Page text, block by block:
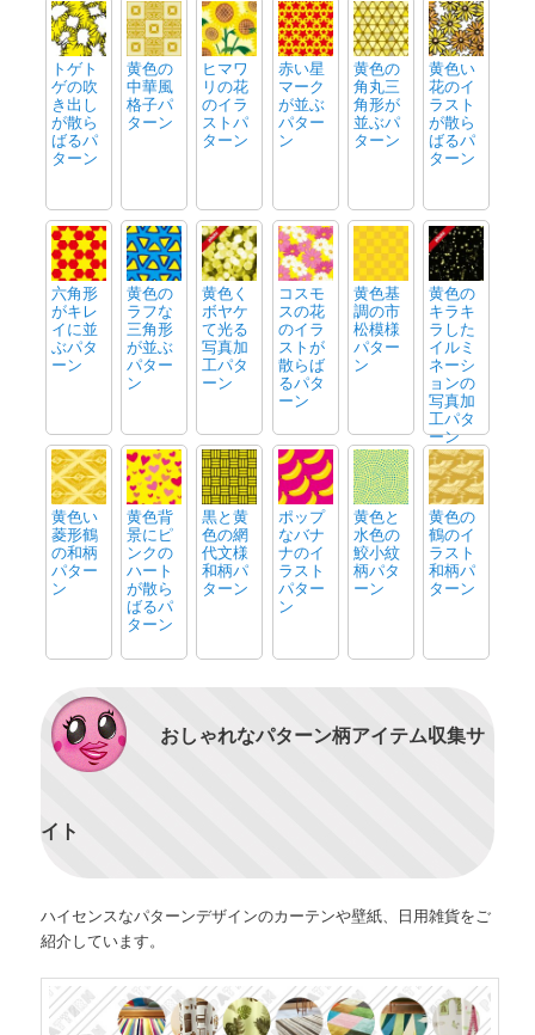
トゲト
ゲの吹
き出し
が散ら
ばるパ
ターン
黄色の
中華風
格子パ
ターン
ヒマワ
リの花
のイラ
ストパ
ターン
赤い星
マーク
が並ぶ
パター
ン
黄色の
角丸三
角形が
並ぶパ
ターン
黄色い
花のイ
ラスト
が散ら
ばるパ
ターン
六角形
がキレ
イに並
ぶパタ
ーン
黄色の
ラフな
三角形
が並ぶ
パター
ン
黄色く
ボヤケ
て光る
写真加
工パタ
ーン
コスモ
スの花
のイラ
ストが
散らば
るパタ
ーン
黄色基
調の市
松模様
パター
ン
黄色の
キラキ
ラした
イルミ
ネーシ
ョンの
写真加
工パタ
ーン
黄色い
菱形鶴
の和柄
パター
ン
黄色背
景にピ
ンクの
ハート
が散ら
ばるパ
ターン
黒と黄
色の網
代文様
和柄パ
ターン
ポップ
なバナ
ナのイ
ラスト
パター
ン
黄色と
水色の
鮫小紋
柄パタ
ーン
黄色の
鶴のイ
ラスト
和柄パ
ターン
おしゃれなパターン柄アイテム収集サ
イト
ハイセンスなパターンデザインのカーテンや壁紙、日用雑貨をご
紹介しています。